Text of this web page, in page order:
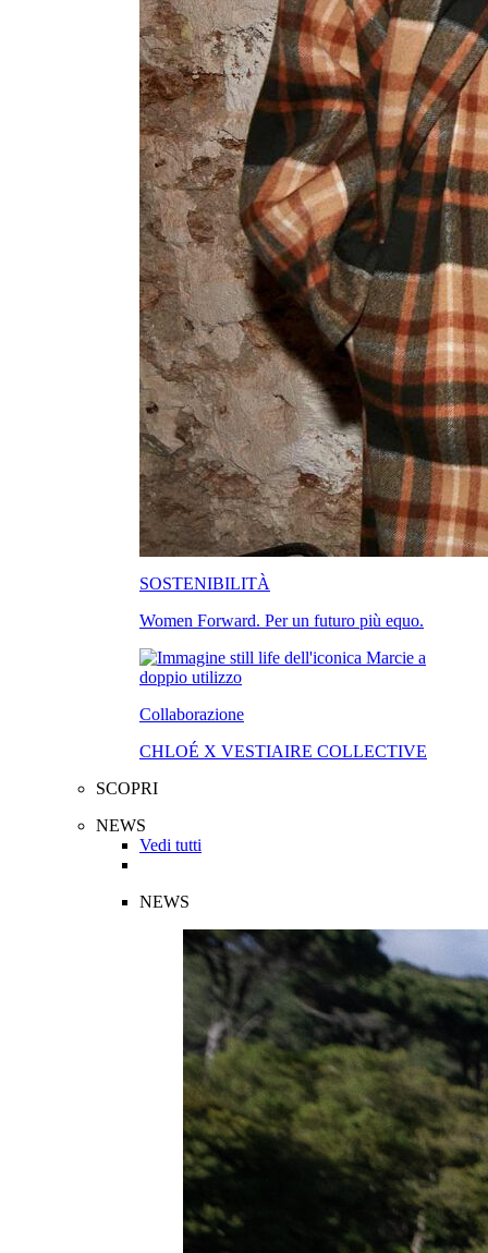
SOSTENIBILITÀ
Women Forward. Per un futuro più equo.
Collaborazione
CHLOÉ X VESTIAIRE COLLECTIVE
SCOPRI
NEWS
Vedi tutti
NEWS